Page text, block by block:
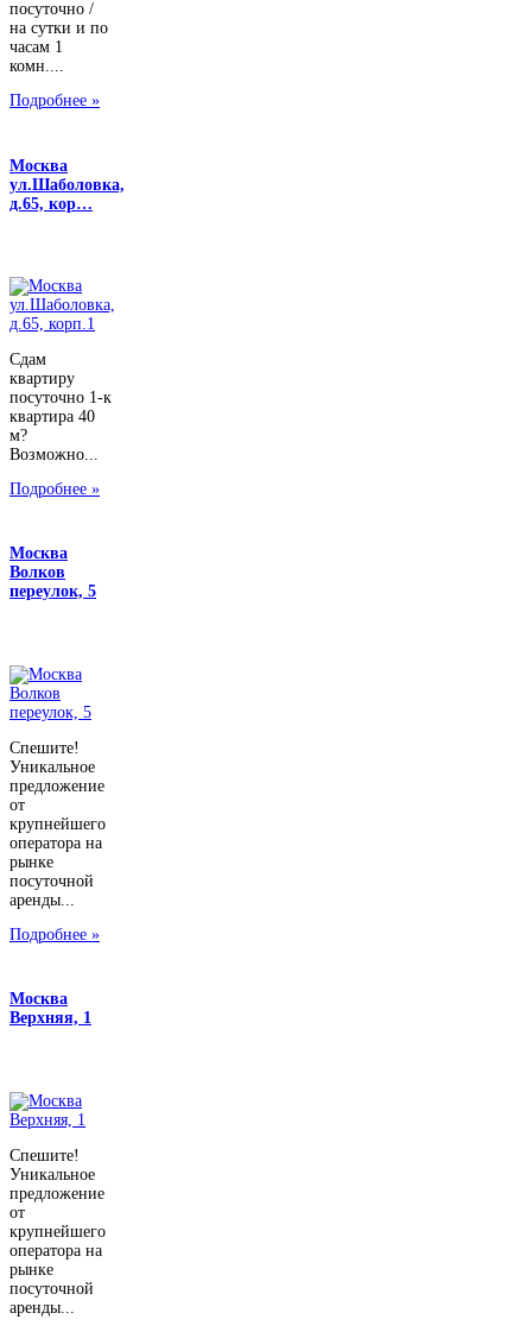
посуточно /
на сутки и по
часам 1
комн....
Подробнее »
Москва
ул.Шаболовка,
д.65, кор…
Сдам
квартиру
посуточно 1-к
квартира 40
м?
Возможно...
Подробнее »
Москва
Волков
переулок, 5
Спешите!
Уникальное
предложение
от
крупнейшего
оператора на
рынке
посуточной
аренды...
Подробнее »
Москва
Верхняя, 1
Спешите!
Уникальное
предложение
от
крупнейшего
оператора на
рынке
посуточной
аренды...